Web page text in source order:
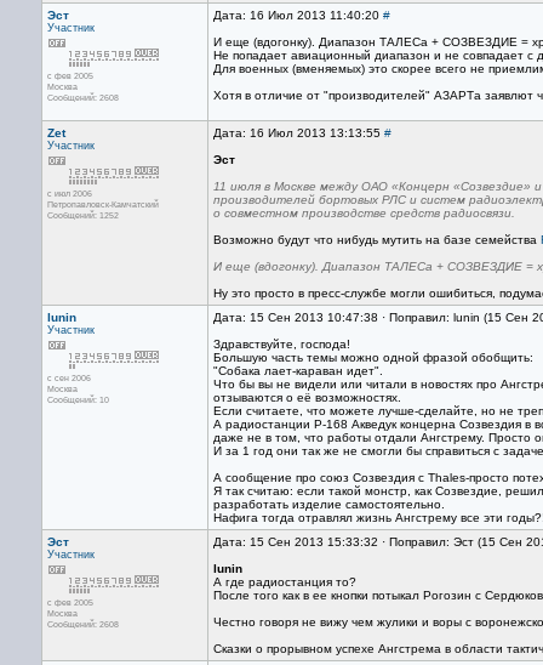
Эст
Участник
с фев 2005
Москва
Сообщений: 2608
Дата: 16 Июл 2013 11:40:20 #
И еще (вдогонку). Диапазон ТАЛЕСа + СОЗВЕЗДИЕ =
Не попадает авиационный диапазон и не совпадает с
Для военных (вменяемых) это скорее всего не
Хотя в отличие от "производителей" АЗАРТа заявлют
Zet
Участник
с июл 2006
Петропавловск-Камчатский
Сообщений: 1252
Дата: 16 Июл 2013 13:13:55 #
Эст
11 июля в Москве между ОАО «Концерн «Созвездие»
производителей бортовых РЛС и систем
о совместном производстве средств радиосвязи.
Возможно будут что нибудь мутить на базе семейства
И еще (вдогонку). Диапазон ТАЛЕСа + СОЗВЕЗДИЕ =
Ну это просто в пресс-службе могли ошибиться,
lunin
Участник
с сен 2006
Москва
Сообщений: 10
Дата: 15 Сен 2013 10:47:38 · Поправил: lunin (15 Сен
Здравствуйте, господа!
Большую часть темы можно одной фразой обобщить:
"Собака лает-караван идет".
Что бы вы не видели или читали в новостях про
отзываются о её возможностях.
Если считаете, что можете лучше-сделайте, но не
А радиостанции Р-168 Акведук концерна Созвездия в
даже не в том, что работы отдали Ангстрему. Просто
И за 1 год они так же не смогли бы справиться с
А сообщение про союз Созвездия с Thales-просто
Я так считаю: если такой монстр, как Созвездие,
разработать изделие самостоятельно.
Нафига тогда отравлял жизнь Ангстрему все эти
Эст
Участник
с фев 2005
Москва
Сообщений: 2608
Дата: 15 Сен 2013 15:33:32 · Поправил: Эст (15 Сен
lunin
А где радиостанция то?
После того как в ее кнопки потыкал Рогозин с
Честно говоря не вижу чем жулики и воры с
Сказки о прорывном успехе Ангстрема в области